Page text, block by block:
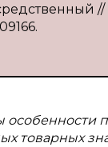
особенности
товарных